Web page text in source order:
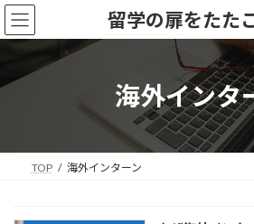
コ
ン
ツ
ッ
ナ
ビ
シ
移
留学の扉をたた
海外インタ
TOP 海外インターン